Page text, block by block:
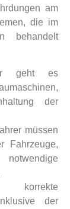
am
die im
behandelt
geht es
der
müssen
Fahrzeuge,
der